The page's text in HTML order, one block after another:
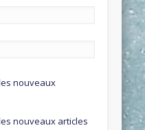
nouveaux
nouveaux articles